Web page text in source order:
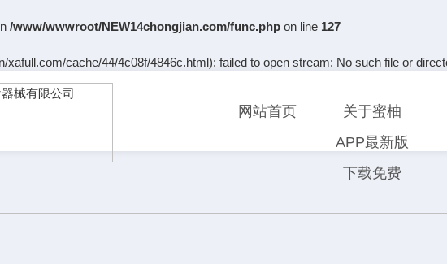
/www/wwwroot/NEW14chongjian.com/func.php on line 127
xafull.com/cache/44/4c08f/4846c.html): failed to open stream: No such file or
网站首页
关于蜜柚
APP最新版
下载免费